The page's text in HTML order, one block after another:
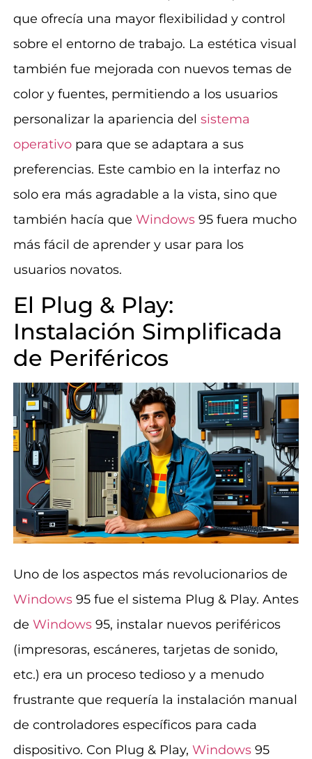
que ofrecía una mayor flexibilidad y control
sobre el entorno de trabajo. La estética visual
también fue mejorada con nuevos temas de
color y fuentes, permitiendo a los usuarios
personalizar la apariencia del sistema
operativopara que se adaptara a sus
preferencias. Este cambio en la interfaz no
solo era más agradable a la vista, sino que
también hacía que Windows95 fuera mucho
más fácil de aprender y usar para los
usuarios novatos.
El Plug & Play:
Instalación Simplificada
de Periféricos
Uno de los aspectos más revolucionarios de
Windows95 fue el sistema Plug & Play. Antes
de Windows95, instalar nuevos periféricos
(impresoras, escáneres, tarjetas de sonido,
etc.) era un proceso tedioso y a menudo
frustrante que requería la instalación manual
de controladores específicos para cada
dispositivo. Con Plug & Play, Windows95